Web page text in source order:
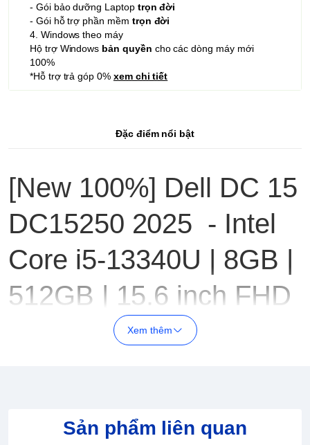
- Gói bảo dưỡng Laptop trọn đời
- Gói hỗ trợ phần mềm trọn đời
4. Windows theo máy
Hộ trợ Windows bản quyền cho các dòng máy mới
100%
*Hỗ trợ trả góp 0% xem chi tiết
Đặc điểm nổi bật
[New 100%] Dell DC 15
DC15250 2025 - Intel
Core i5-13340U | 8GB |
512GB | 15.6 inch FHD
Intel® UHD Graphics
Xem thêm
Sản phẩm liên quan